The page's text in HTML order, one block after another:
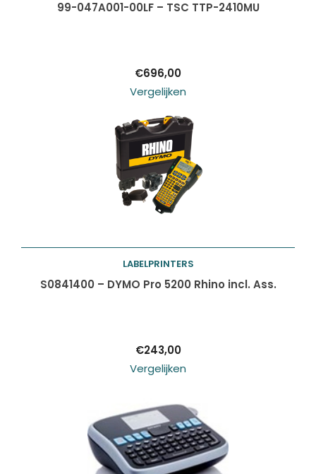
Toevoegen aan
99-047A001-00LF – TSC TTP-2410MU
€696,00
Vergelijken
Toevoegen aan
LABELPRINTERS
S0841400 – DYMO Pro 5200 Rhino incl. Ass.
€243,00
Vergelijken